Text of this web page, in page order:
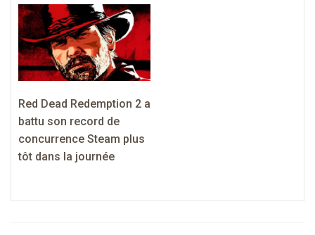
Red Dead Redemption 2 a
battu son record de
concurrence Steam plus
tôt dans la journée